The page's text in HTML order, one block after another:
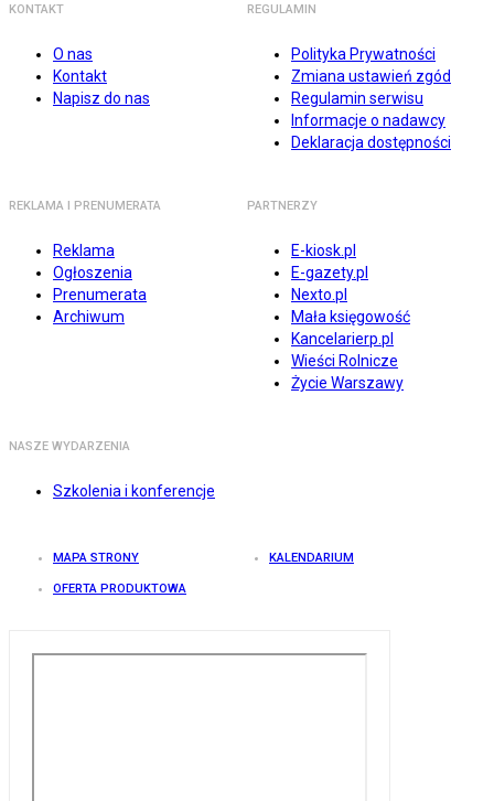
KONTAKT
O nas
Kontakt
Napisz do nas
REGULAMIN
Polityka Prywatności
Zmiana ustawień zgód
Regulamin serwisu
Informacje o nadawcy
Deklaracja dostępności
REKLAMA I PRENUMERATA
Reklama
Ogłoszenia
Prenumerata
Archiwum
PARTNERZY
E-kiosk.pl
E-gazety.pl
Nexto.pl
Mała księgowość
Kancelarierp.pl
Wieści Rolnicze
Życie Warszawy
NASZE WYDARZENIA
Szkolenia i konferencje
MAPA STRONY KALENDARIUM
OFERTA PRODUKTOWA